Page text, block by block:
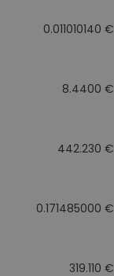
0.011010140 €
8.4400 €
442.230 €
0.171485000 €
319.110 €